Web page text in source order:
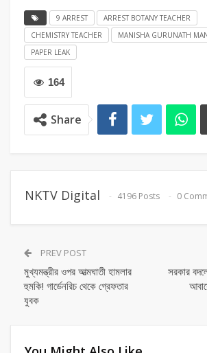
9 ARREST
ARREST BOTANY TEACHER
CHEMISTRY TEACHER
MANISHA GURUNATH
PAPER LEAK
164
Share
NKTV Digital 4196 Posts 0
PREV POST
মুখ্যমন্ত্রীর ওপর আত্মঘাতী হামলার
হুমকি! গার্ডেনরিচ থেকে গ্রেফতার
যুবক
সরকার